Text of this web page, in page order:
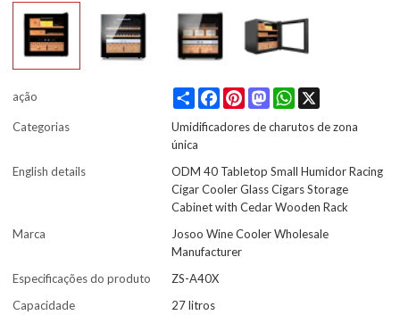
ação Share FacebookPinterestMastodonWhatsApp
Categorias
Umidificadores de charutos de zona
única
English details
ODM 40 Tabletop Small Humidor Racing
Cigar Cooler Glass Cigars Storage
Cabinet with Cedar Wooden Rack
Marca
Josoo Wine Cooler Wholesale
Manufacturer
Especificações do produto
ZS-A40X
Capacidade
27 litros